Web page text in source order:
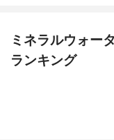
ミネラルウォー
ランキング